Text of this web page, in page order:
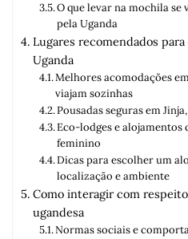
O que levar na mochila
pela Uganda
Lugares recomendados
Uganda
Melhores acomodações
viajam sozinhas
Pousadas seguras em
Eco-lodges e
feminino
Dicas para escolher um
localização e ambiente
Como interagir com
ugandesa
Normas sociais e